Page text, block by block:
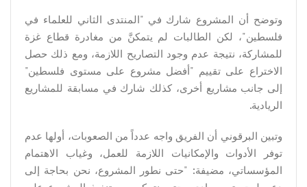
وتوضح أن المشروع شارك في "المنتدى الثاني للعلماء في
فلسطين"، لكن الطالبات لم يتمكنَّ من مغادرة قطاع غزة
للمشاركة، نتيجة عدم وجود التصاريح اللازمة، ومع ذلك حصل
الاختراع على تقييم "أفضل مشروع على مستوى فلسطين"
إلى جانب مشاريع أخرى، كذلك شارك في مسابقة للمشاريع
الريادية.
وتبين البرقوني أن الفريق واجه عدداً من الصعوبات، أولها عدم
توفر الأدوات والإمكانيات اللازمة للعمل، وغياب الاهتمام
المؤسساتي، مضيفة: "حتى نطور المشروع، نحن بحاجة إلى